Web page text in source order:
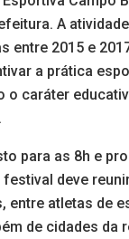
A
entre 2015 e
a prática
o caráter
para as 8h e
deve
entre atletas de
de cidades da